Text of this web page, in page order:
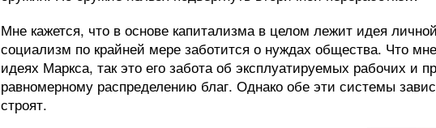
Мне кажется, что в основе капитализма в целом лежит идея
социализм по крайней мере заботится о нуждах общества. Что
идеях Маркса, так это его забота об эксплуатируемых рабочих и
равномерному распределению благ. Однако обе эти системы
строят.